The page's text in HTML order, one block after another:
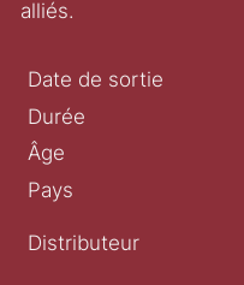
alliés.
Date de sortie
Durée
Âge
Pays
Distributeur